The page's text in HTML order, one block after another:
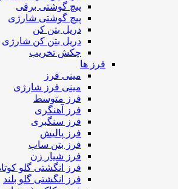
پیچ گوشتی برقی
پیچ گوشتی شارژی
دریل بتن کن
دریل بتن کن شارژی
چکش تخریب
فرز ها
مینی فرز
مینی فرز شارژی
فرز متوسط
فرز آهنگری
فرز سنگبری
فرز پالیش
فرز بتن ساب
فرز شیار زن
فرز انگشتی گلو
فرز انگشتی گلو بلند